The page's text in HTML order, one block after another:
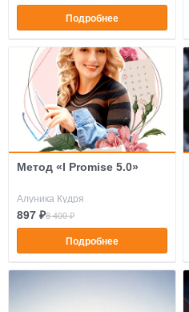
Подробнее
Метод «I Promise 5.0»
Алуника Кудря
897 ₽8 400 ₽
Подробнее